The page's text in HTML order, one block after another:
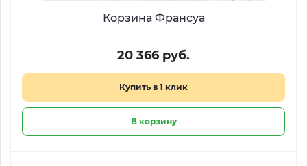
Корзина Франсуа
20 366 руб.
Купить в 1 клик
В корзину